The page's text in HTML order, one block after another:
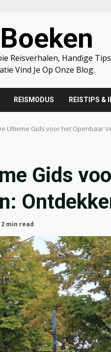
Reisverhalen, Handige
Vind Je Op Onze Blog.
REISMODUS REISTIPS &
Ultieme Gids voor het Openbaar
Gids
2 min read